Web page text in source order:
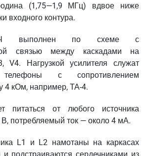
(1,75—1,9 МГц) вдвое ниже
входного контура.
выполнен по схеме с
связью между каскадами на
V4. Нагрузкой усилителя служат
телефоны с сопротивлением
4 кОм, например, ТА-4.
питаться от любого источника
потребляемый ток — около 4 мА.
L1 и L2 намотаны на каркасах